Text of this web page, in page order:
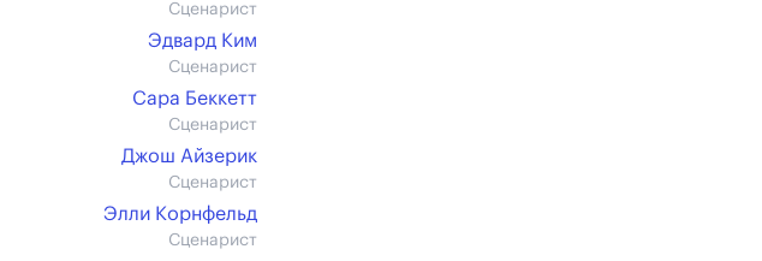
Сценарист
Эдвард Ким
Сценарист
Сара Беккетт
Сценарист
Джош Айзерик
Сценарист
Элли Корнфельд
Сценарист